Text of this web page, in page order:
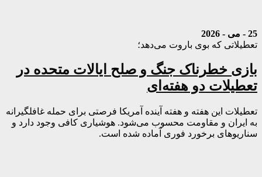
25 - می - 2026
تعطیلاتی که بوی باروت می‌دهد؛
بازی خطرناک جنگ و صلح ایالات متحده در
تعطیلات دو هفته‌ای
تعطیلات این هفته و هفته آینده آمریکا فرصتی برای حمله غافلگیرانه
به ایران و مقاومت محسوب می‌شود. هوشیاری کافی وجود دارد و
سناریوهای برخورد فوری آماده شده است.